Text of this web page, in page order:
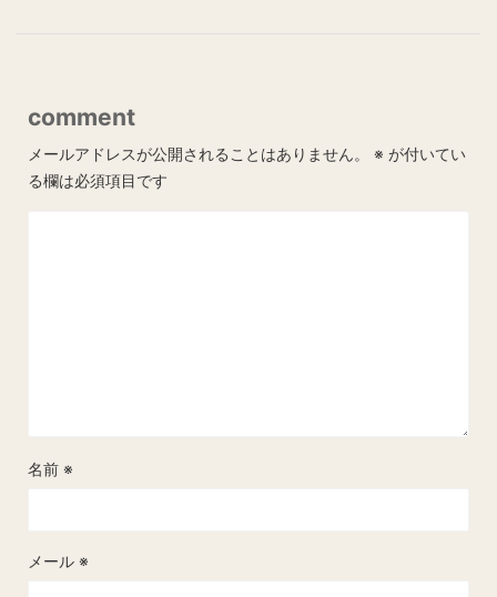
comment
メールアドレスが公開されることはありません。 ※ が付いてい
る欄は必須項目です
名前 ※
メール ※